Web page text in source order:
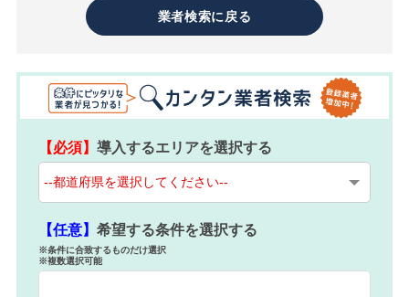
業者検索に戻る
【必須】導入するエリアを選択する
【任意】希望する条件を選択する
※条件に合致するものだけ選択
※複数選択可能